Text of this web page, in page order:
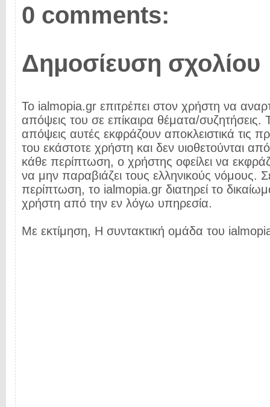
0 comments:
Δημοσίευση σχολίου
Το ialmopia.gr επιτρέπει στον χρήστη να
απόψεις του σε επίκαιρα θέματα/συζητήσεις.
απόψεις αυτές εκφράζουν αποκλειστικά τις
του εκάστοτε χρήστη και δεν υιοθετούνται
κάθε περίπτωση, ο χρήστης οφείλει να
να μην παραβιάζει τους ελληνικούς νόμους.
περίπτωση, το ialmopia.gr διατηρεί το
χρήστη από την εν λόγω υπηρεσία.
Με εκτίμηση, Η συντακτική ομάδα του